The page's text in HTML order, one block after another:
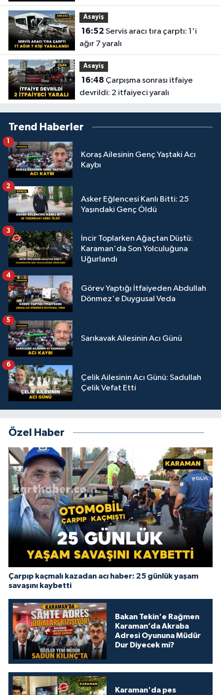
Asayiş
16:52
ağır 7 yaralı
Asayiş
16:48
devrildi: 2 itfaiyeci yaralı
Trend Haberler
Koraş Ailesinin Genç Yaştaki Acı
Kaybı
1
Asker Eğlencesi Kanlı Bitti: 25
Yaşındaki Genç Öldü
2
İncir Toplarken Ağaçtan Düştü:
Karaman'da Son Yolculuğuna
Uğurlandı
3
Görev Yaptığı İtfaiyeden Abdullah
Dönmez'e Duygusal Veda
4
Sarıkavak Ailesinin Acı Günü
5
Çelik Ailesinin Acı Günü: Sadullah
Çelik Vefat Etti
6
Özel Haber
Çarpıp kaçmalı kazadan acı haber: 25 günlük yaşam
savaşını kaybetti
Bakan Tekin'e Rağmen
Karaman’da Akraba
Adresi Oyununa Müdür
Dur Diyecek mi?
Karaman'da pes